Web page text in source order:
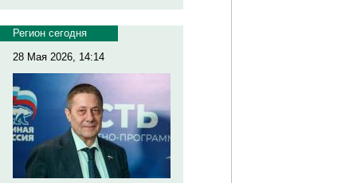
Регион сегодня
28 Мая 2026, 14:14